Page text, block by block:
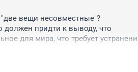
"две вещи несовместные"?
должен придти к выводу, что
для мира, что требует